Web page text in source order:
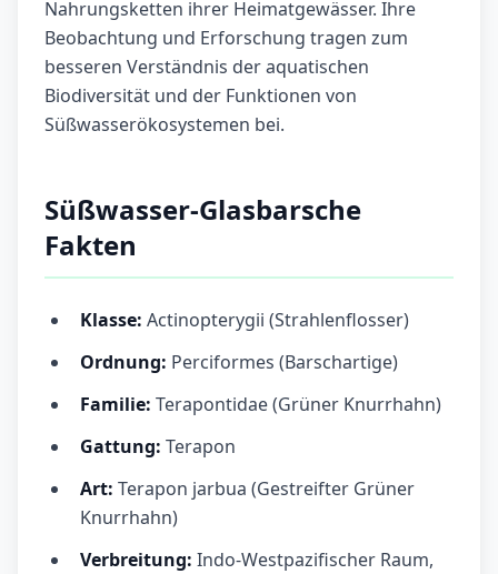
Nahrungsketten ihrer Heimatgewässer. Ihre
Beobachtung und Erforschung tragen zum
besseren Verständnis der aquatischen
Biodiversität und der Funktionen von
Süßwasserökosystemen bei.
Süßwasser-Glasbarsche
Fakten
Klasse: Actinopterygii (Strahlenflosser)
Ordnung: Perciformes (Barschartige)
Familie: Terapontidae (Grüner Knurrhahn)
Gattung: Terapon
Art: Terapon jarbua (Gestreifter Grüner
Knurrhahn)
Verbreitung: Indo-Westpazifischer Raum,